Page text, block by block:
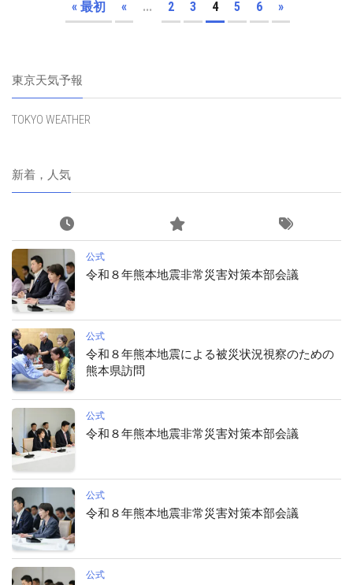
« 最初 « ... 2 3 4 5 6 »
東京天気予報
TOKYO WEATHER
新着，人気
公式
令和８年熊本地震非常災害対策本部会議
公式
令和８年熊本地震による被災状況視察のための
熊本県訪問
公式
令和８年熊本地震非常災害対策本部会議
公式
令和８年熊本地震非常災害対策本部会議
公式